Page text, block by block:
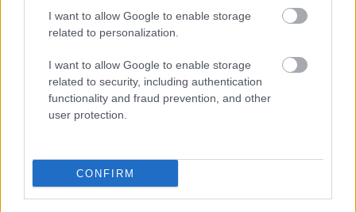
I want to allow Google to enable storage
related to personalization.
I want to allow Google to enable storage
related to security, including authentication
functionality and fraud prevention, and other
user protection.
CONFIRM
a száguldozást
Szolnokra is megérkezik a nyár eddigi legkeményebb napja
Már Szolnokon is korlátozások léptek életbe a tartós hatalmas
hőség, a vízhiány és az áramtakarékosság miatt
A NER kihúzta a talajt az Új Néplap alól is, immáron csak
Elérhetőség